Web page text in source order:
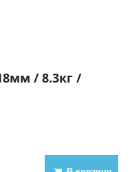
/ 8.3кг /